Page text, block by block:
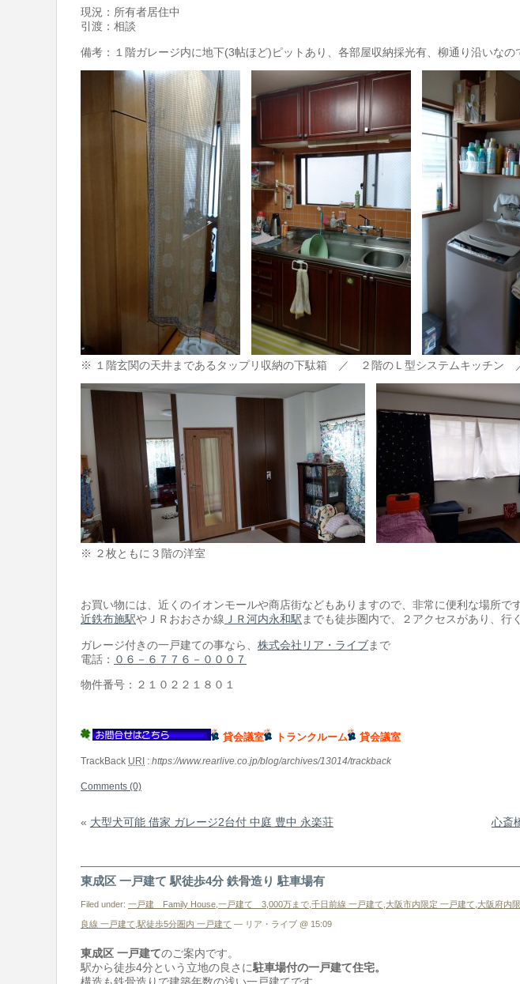
現況：所有者居住中
引渡：相談
備考：１階ガレージ内に地下(3帖ほど)ピットあり、各部屋収納採光有、柳通り沿いなの
※ １階玄関の天井まであるタップリ収納の下駄箱 ／ ２階のＬ型システムキッチン
※ ２枚ともに３階の洋室
お買い物には、近くのイオンモールや商店街などもありますので、非常に便利な場所です
近鉄布施駅やＪＲおおさか線 ＪＲ河内永和駅までも徒歩圏内で、２アクセスがあり、行
ガレージ付きの一戸建ての事なら、 株式会社リア・ライブまで
電話： ０６－６７７６－０００７
物件番号：２１０２２１８０１
貸会議室 トランクルーム 貸会議室
TrackBack URI : https://www.rearlive.co.jp/blog/archives/13014/trackback
Comments (0)
« 大型犬可能 借家 ガレージ2台付 中庭 豊中 永楽荘 心斎
東成区 一戸建て 駅徒歩4分 鉄骨造り 駐車場有
Filed under: 一戸建 Family House 一戸建て 3,000万まで 千日前線 一戸建て 大阪市内限定 一戸建て 大阪府内
良線 一戸建て 駅徒歩5分圏内 一戸建て — リア・ライブ @ 15:09
東成区 一戸建てのご案内です。
駅から徒歩4分という立地の良さに駐車場付の一戸建て住宅。
構造も鉄骨造りで建築年数の浅い一戸建てです。